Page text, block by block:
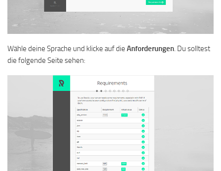
Wähle deine Sprache und klicke auf die Anforderungen . Du solltest
die folgende Seite sehen: